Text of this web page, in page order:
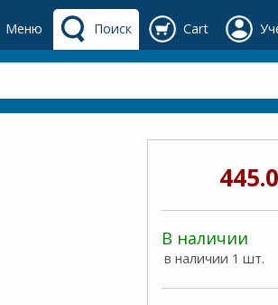
Меню Поиск Cart
В наличии
в наличии 1 шт.